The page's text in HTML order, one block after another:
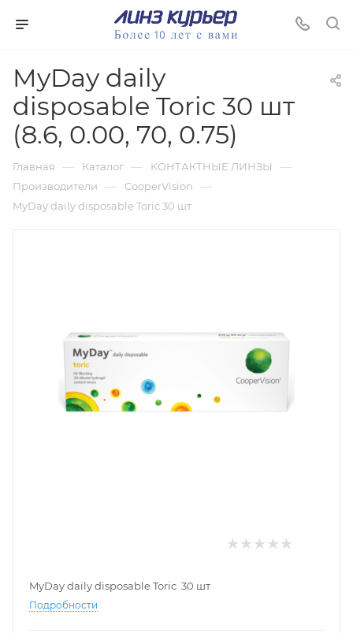
MyDay daily
disposable Toric 30 шт
(8.6, 0.00, 70, 0.75)
Главная — Каталог — КОНТАКТНЫЕ ЛИНЗЫ —
Производители — CooperVision —
MyDay daily disposable Toric 30 шт
MyDay daily disposable Toric 30 шт
Подробности